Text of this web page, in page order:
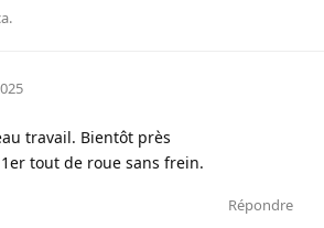
.
travail. Bientôt près
tout de roue sans frein.
Répondre